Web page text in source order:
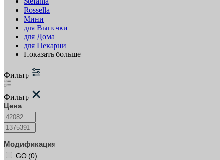
Rossella
Мини
для Выпечки
для Дома
для Пекарни
Показать больше
Фильтр
Фильтр
Цена
Модификация
GO (0)